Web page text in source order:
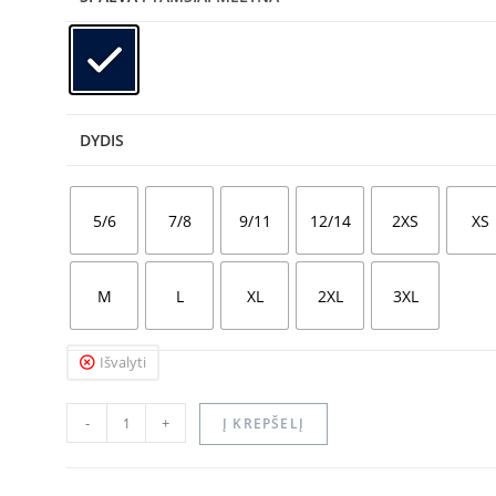
DYDIS
5/6 7/8 9/11 12/14 2XS XS
M L XL 2XL 3XL
Išvalyti
- + Į KREPŠELĮ